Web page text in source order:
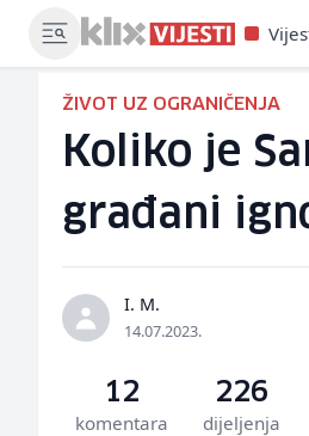
ŽIVOT UZ OGRANIČENJA
Koliko je
građani
I. M.
14.07.2023.
12
komentara
226
dijeljenja